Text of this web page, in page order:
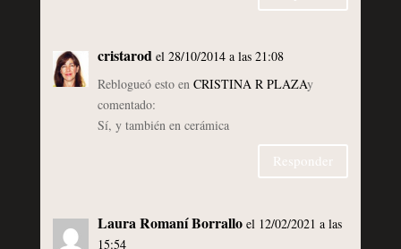
cristarod el 28/10/2014 a las 21:08
Reblogueó esto en CRISTINA R PLAZAy
comentado:
Sí, y también en cerámica
Responder
Laura Romaní Borrallo el 12/02/2021 a las
15:54